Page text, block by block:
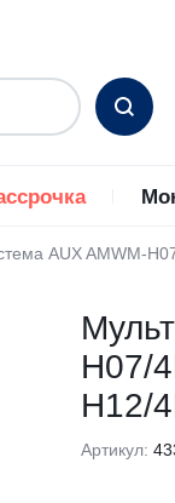
AUX AMWM-
H07/
H12/
Артикул: